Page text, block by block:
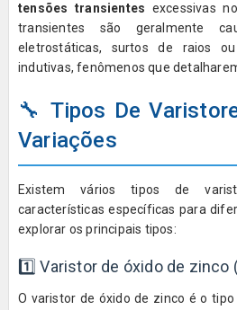
tensões transientes excessivas
transientes são geralmente
eletrostáticas, surtos de raios
indutivas, fenômenos que
🔧 Tipos De
Variações
Existem vários tipos de
características específicas para
explorar os principais tipos:
1️⃣ Varistor de óxido de zinco
O varistor de óxido de zinco é o